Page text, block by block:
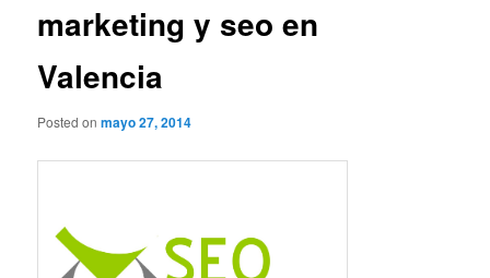
marketing y seo en
Valencia
Posted onmayo 27, 2014